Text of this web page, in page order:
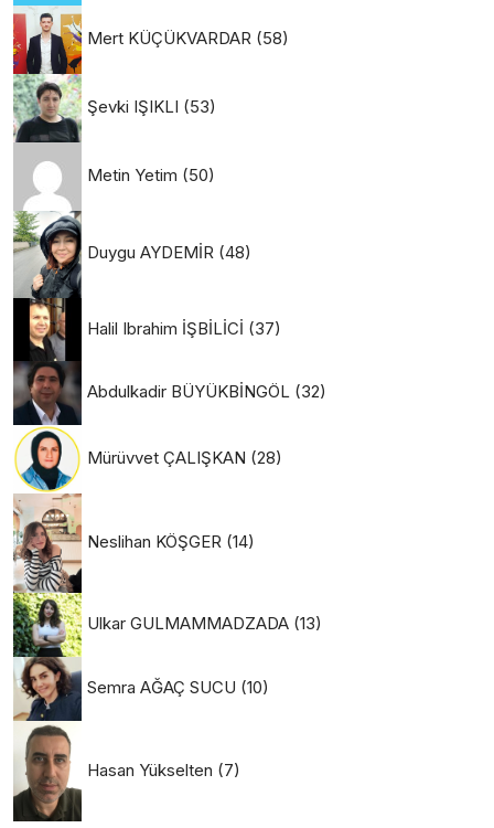
Mert KÜÇÜKVARDAR (58)
Şevki IŞIKLI (53)
Metin Yetim (50)
Duygu AYDEMİR (48)
Halil Ibrahim İŞBİLİCİ (37)
Abdulkadir BÜYÜKBİNGÖL (32)
Mürüvvet ÇALIŞKAN (28)
Neslihan KÖŞGER (14)
Ulkar GULMAMMADZADA (13)
Semra AĞAÇ SUCU (10)
Hasan Yükselten (7)